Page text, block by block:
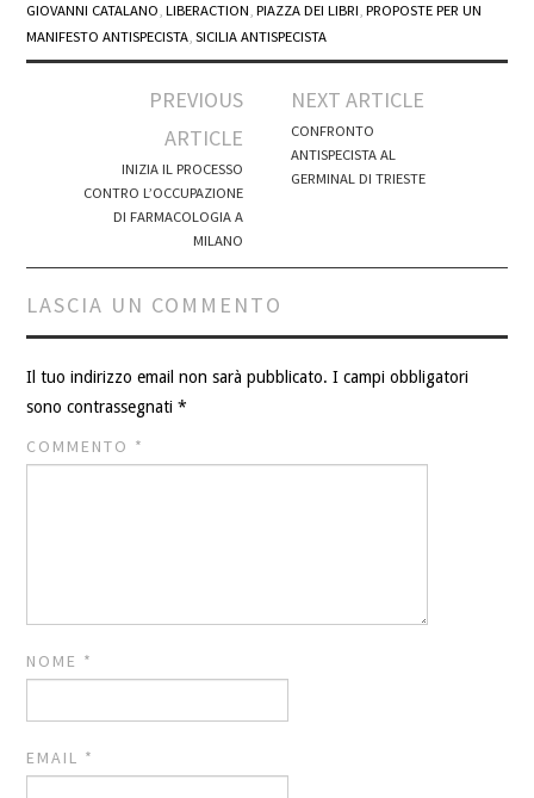
GIOVANNI CATALANO,LIBERACTION,PIAZZA DEI LIBRI,PROPOSTE PER UN
MANIFESTO ANTISPECISTA,SICILIA ANTISPECISTA
PREVIOUS
ARTICLE
INIZIA IL PROCESSO
CONTRO L’OCCUPAZIONE
DI FARMACOLOGIA A
MILANO
NEXT ARTICLE
CONFRONTO
ANTISPECISTA AL
GERMINAL DI TRIESTE
LASCIA UN COMMENTO
Il tuo indirizzo email non sarà pubblicato. I campi obbligatori
sono contrassegnati*
COMMENTO *
NOME *
EMAIL *